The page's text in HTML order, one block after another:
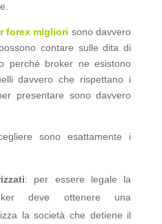
forex migliori sono davvero
contare sulle dita di
perché broker ne esistono
davvero che rispettano i
presentare sono davvero
sono esattamente i
: per essere legale la
deve ottenere una
la società che detiene il